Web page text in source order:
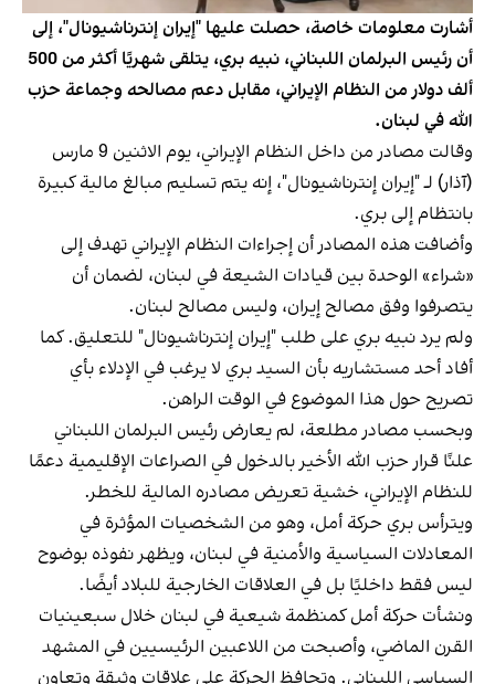
أشارت معلومات خاصة، حصلت عليها "إيران إنترناشيونال"، إلى
أن رئيس البرلمان اللبناني، نبيه بري، يتلقى شهريًا أكثر من 500
ألف دولار من النظام الإيراني، مقابل دعم مصالحه وجماعة حزب
الله في لبنان.
وقالت مصادر من داخل النظام الإيراني، يوم الاثنين 9 مارس
(آذار) لـ "إيران إنترناشيونال"، إنه يتم تسليم مبالغ مالية كبيرة
بانتظام إلى بري.
وأضافت هذه المصادر أن إجراءات النظام الإيراني تهدف إلى
«شراء» الوحدة بين قيادات الشيعة في لبنان، لضمان أن
يتصرفوا وفق مصالح إيران، وليس مصالح لبنان.
ولم يرد نبيه بري على طلب "إيران إنترناشيونال" للتعليق. كما
أفاد أحد مستشاريه بأن السيد بري لا يرغب في الإدلاء بأي
تصريح حول هذا الموضوع في الوقت الراهن.
وبحسب مصادر مطلعة، لم يعارض رئيس البرلمان اللبناني
علنًا قرار حزب الله الأخير بالدخول في الصراعات الإقليمية دعمًا
للنظام الإيراني، خشية تعريض مصادره المالية للخطر.
ويترأس بري حركة أمل، وهو من الشخصيات المؤثرة في
المعادلات السياسية والأمنية في لبنان، ويظهر نفوذه بوضوح
ليس فقط داخليًا بل في العلاقات الخارجية للبلاد أيضًا.
ونشأت حركة أمل كمنظمة شيعية في لبنان خلال سبعينيات
القرن الماضي، وأصبحت من اللاعبين الرئيسيين في المشهد
السياسي اللبناني. وتحافظ الحركة على علاقات وثيقة وتعاون